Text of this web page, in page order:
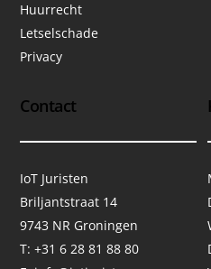
Huurrecht
Letselschade
Privacy
Contact
IoT Juristen
Briljantstraat 14
9743 NR Groningen
T: +31 6 28 81 88 80